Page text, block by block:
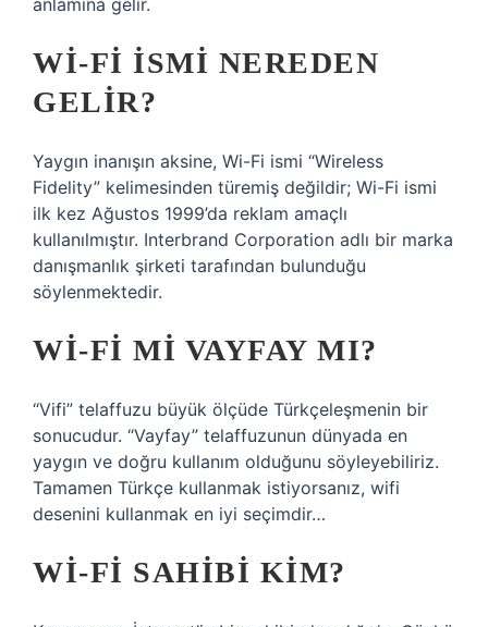
anlamına gelir.
WI-FI ISMI NEREDEN
GELIR?
Yaygın inanışın aksine, Wi-Fi ismi “Wireless
Fidelity” kelimesinden türemiş değildir; Wi-Fi ismi
ilk kez Ağustos 1999’da reklam amaçlı
kullanılmıştır. Interbrand Corporation adlı bir marka
danışmanlık şirketi tarafından bulunduğu
söylenmektedir.
WI-FI MI VAYFAY MI?
“Vifi” telaffuzu büyük ölçüde Türkçeleşmenin bir
sonucudur. “Vayfay” telaffuzunun dünyada en
yaygın ve doğru kullanım olduğunu söyleyebiliriz.
Tamamen Türkçe kullanmak istiyorsanız, wifi
desenini kullanmak en iyi seçimdir…
WI-FI SAHIBI KIM?